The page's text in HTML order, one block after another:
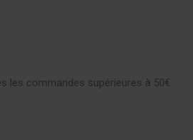
les commandes supérieures à 50€